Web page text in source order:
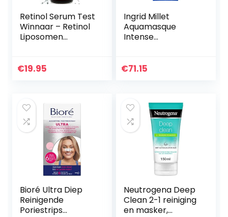
Retinol Serum Test
Winnaar – Retinol
Liposomen
Vegan
€19.95
Ingrid Millet
Aquamasque
Intense
x 100 g)
€71.15
Bioré Ultra Diep
Reinigende
Poriestrips
Neutrogena Deep
Clean 2-1 reiniging
en masker,